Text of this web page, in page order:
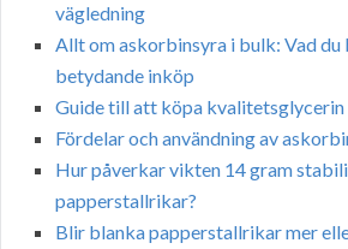
vägledning
Allt om askorbinsyra i bulk: Vad
betydande inköp
Guide till att köpa kvalitetsglycerin
Fördelar och användning av
Hur påverkar vikten 14 gram
papperstallrikar?
Blir blanka papperstallrikar mer